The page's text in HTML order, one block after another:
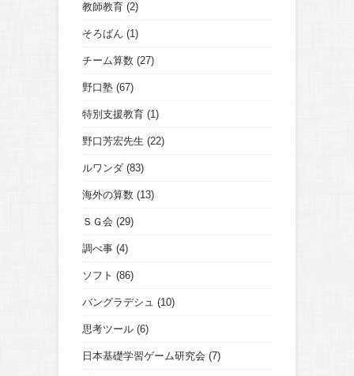
教師教育 (2)
そろばん (1)
チーム算数 (27)
野口塾 (67)
特別支援教育 (1)
野口芳宏先生 (22)
ルワンダ (83)
海外の算数 (13)
ＳＧ会 (29)
調べ事 (4)
ソフト (86)
バングラデシュ (10)
思考ツール (6)
日本基礎学習ゲーム研究会 (7)